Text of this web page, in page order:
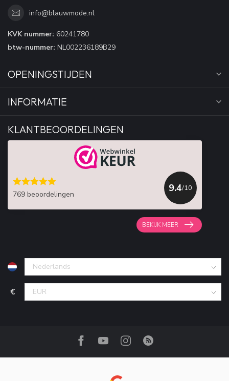
info@blauwmode.nl
KVK nummer: 60241780
btw-nummer: NL002236189B29
OPENINGSTIJDEN
INFORMATIE
KLANTBEOORDELINGEN
769 beoordelingen
9.4/10
BEKIJK MEER
€